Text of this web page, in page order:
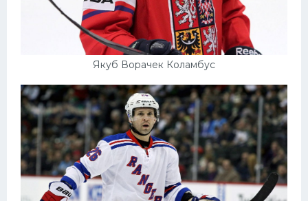
Якуб Ворачек Коламбус